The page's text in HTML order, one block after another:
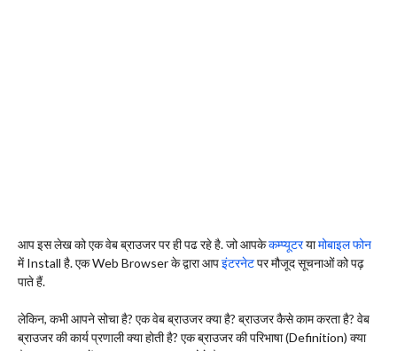
आप इस लेख को एक वेब ब्राउजर पर ही पढ रहे है. जो आपकेकम्प्यूटरयामोबाइल फोन
में Install है. एक Web Browser के द्वारा आपइंटरनेटपर मौजूद सूचनाओं को पढ़
पाते हैं.
लेकिन, कभी आपने सोचा है? एक वेब ब्राउजर क्या है? ब्राउजर कैसे काम करता है? वेब
ब्राउजर की कार्य प्रणाली क्या होती है? एक ब्राउजर की परिभाषा (Definition) क्या